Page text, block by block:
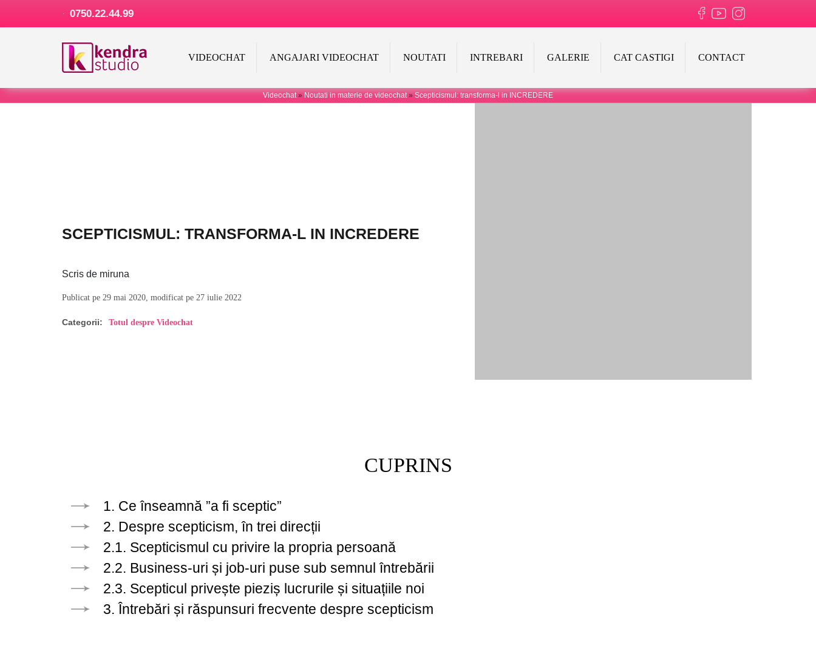
0750.22.44.99
VIDEOCHAT ANGAJARI VIDEOCHAT NOUTATI INTREBARI GALERIE CAT CASTIGI CONTACT
Videochat» Noutati in materie de videochat» Scepticismul: transforma-l in INCREDERE
SCEPTICISMUL: TRANSFORMA-L IN INCREDERE
Scris de miruna
Publicat pe 29 mai 2020, modificat pe 27 iulie 2022
Categorii: Totul despre Videochat
CUPRINS
1. Ce înseamnă ”a fi sceptic”
2. Despre scepticism, în trei direcții
2.1. Scepticismul cu privire la propria persoană
2.2. Business-uri și job-uri puse sub semnul întrebării
2.3. Scepticul privește pieziș lucrurile și situațiile noi
3. Întrebări și răspunsuri frecvente despre scepticism